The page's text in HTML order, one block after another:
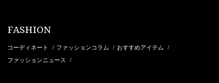
FASHION
コーディネート / ファッションコラム / おすすめアイテム /
ファッションニュース /